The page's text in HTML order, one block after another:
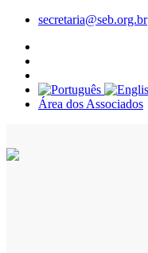
secretaria@seb.org.br
Área dos Associados